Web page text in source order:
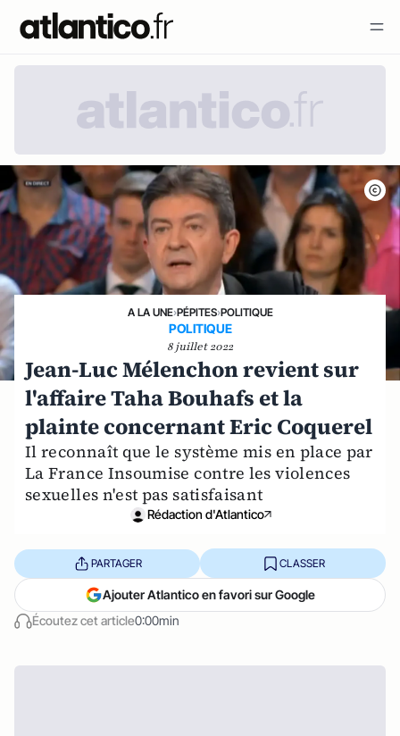
A LA UNE›PÉPITES›POLITIQUE
POLITIQUE
8 juillet 2022
Jean-Luc Mélenchon revient sur
l'affaire Taha Bouhafs et la
plainte concernant Eric Coquerel
Il reconnaît que le système mis en place par
La France Insoumise contre les violences
sexuelles n'est pas satisfaisant
Rédaction d'Atlantico
Écoutez cet article0:00min
PARTAGER CLASSER
Ajouter Atlantico en favori sur Google